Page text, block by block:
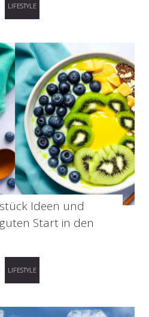
LIFESTYLE
Ideen und
Start in den
LIFESTYLE